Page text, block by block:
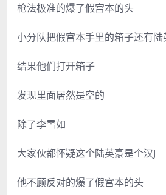
枪法极准的爆了假宫本的头
小分队把假宫本手里的箱子还有
结果他们打开箱子
发现里面居然是空的
除了李雪如
大家伙都怀疑这个陆英豪是个汉J
他不顾反对的爆了假宫本的头